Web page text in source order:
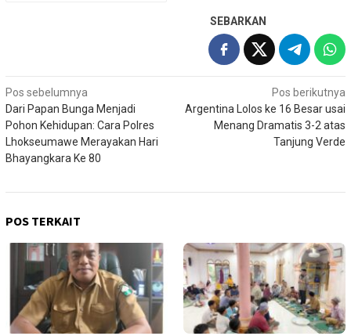
SEBARKAN
Navigasi
pos
Pos sebelumnya
Dari Papan Bunga Menjadi
Pohon Kehidupan: Cara Polres
Lhokseumawe Merayakan Hari
Bhayangkara Ke 80
Pos berikutnya
Argentina Lolos ke 16 Besar usai
Menang Dramatis 3-2 atas
Tanjung Verde
POS TERKAIT